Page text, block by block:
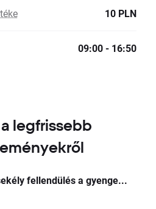
10 PLN
09:00 - 16:50
legfrissebb
fellendülés a gyenge...